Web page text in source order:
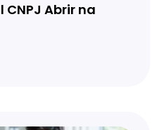
CNPJ Abrir na